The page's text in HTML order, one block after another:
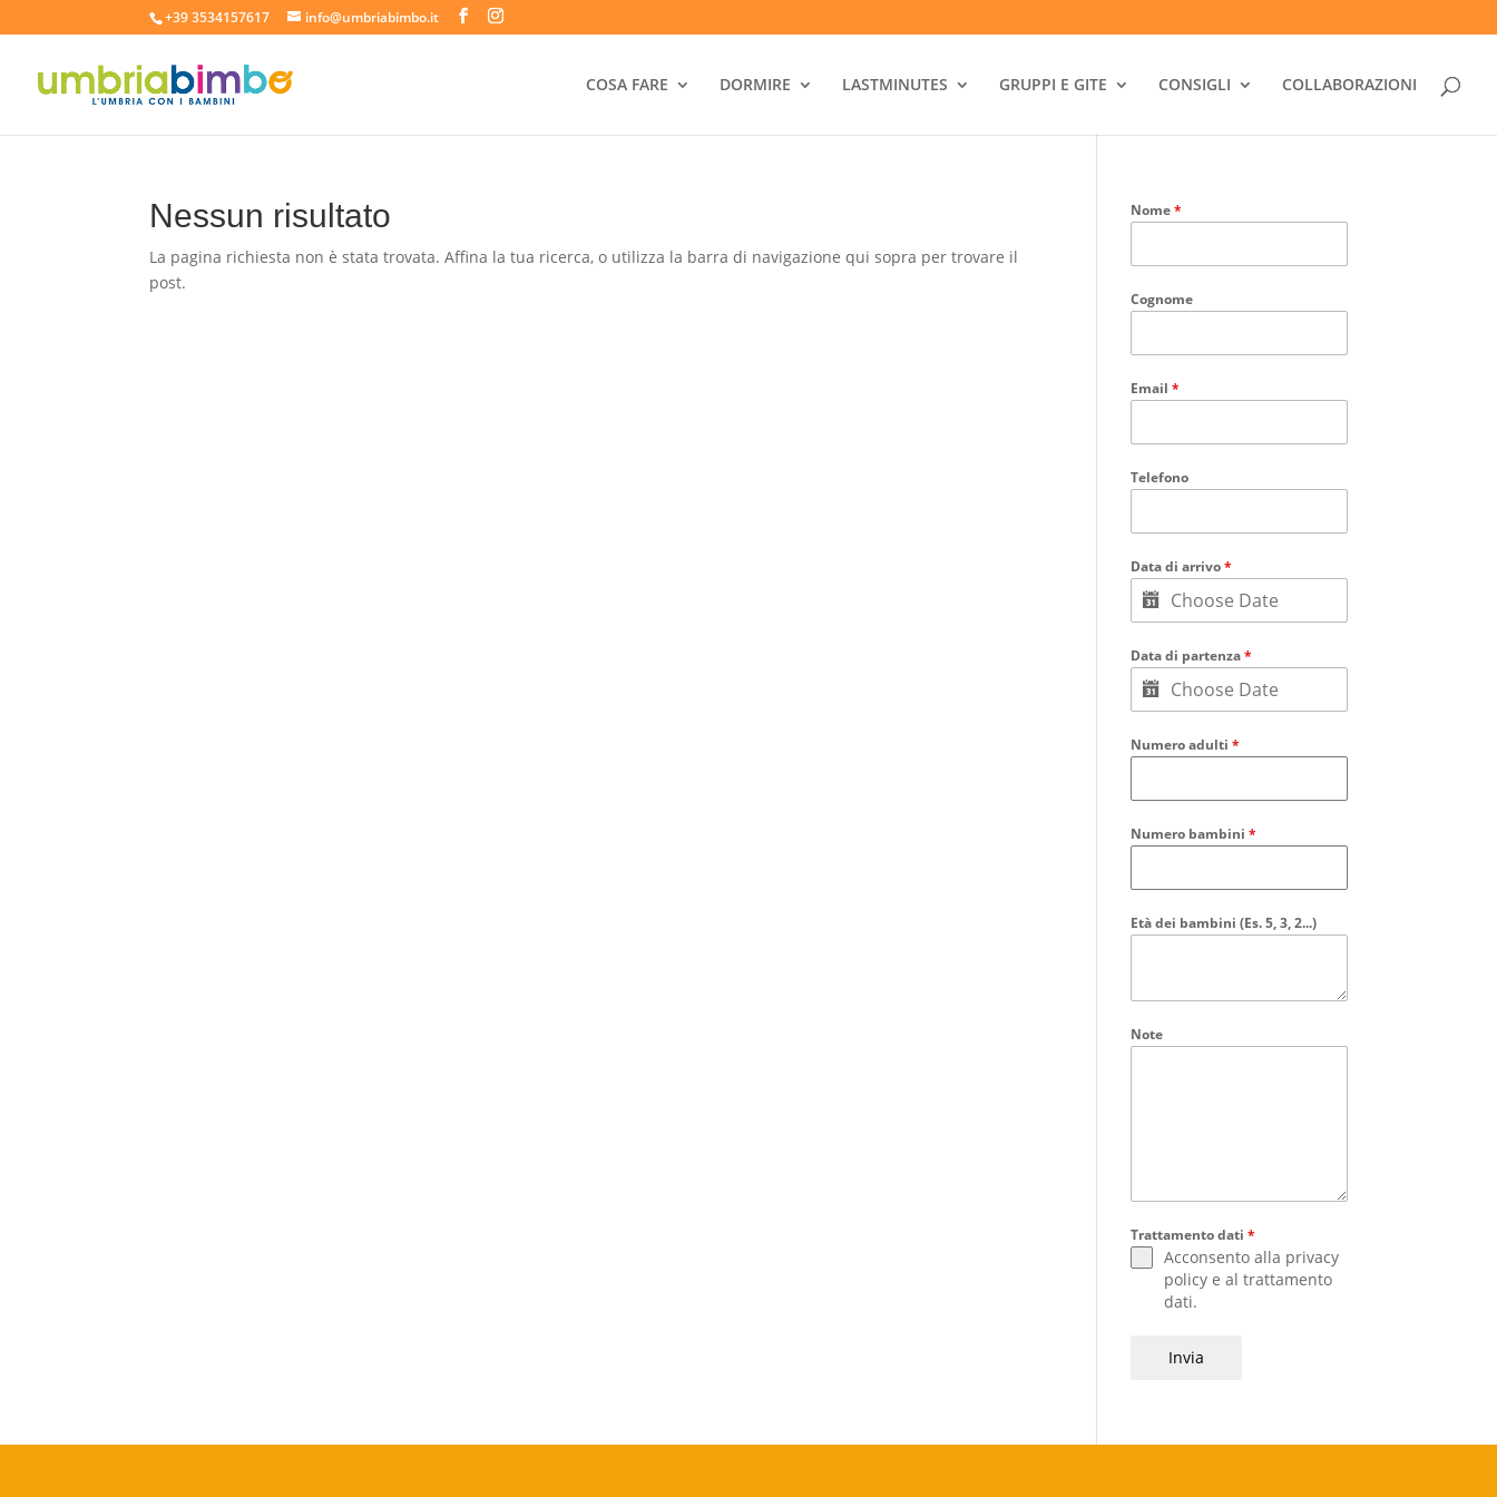
+39 3534157617 info@umbriabimbo.it
COSA FARE DORMIRE LASTMINUTES GRUPPI E GITE CONSIGLI COLLABORAZIONI
Nessun risultato
La pagina richiesta non è stata trovata. Affina la tua ricerca, o utilizza la barra di navigazione qui sopra per trovare il
post.
Nome*
Cognome
Email*
Telefono
Data di arrivo*
Data di partenza*
Numero adulti*
Numero bambini*
Età dei bambini (Es. 5, 3, 2...)
Note
Trattamento dati*
Acconsento alla privacy
policy e altrattamento
dati.
Invia